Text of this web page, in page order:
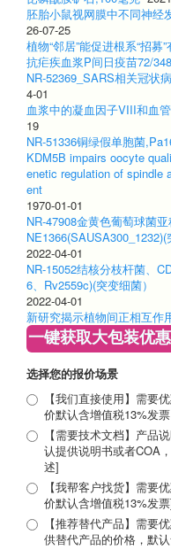
胚胎小鼠视网膜中不同神经
26-07-25
植物“邻居”能促进根系“招募
抗疟疾血浆P间日疫苗72/348
NR-52369_SARS相关冠状
4-01
血浆中的凝血因子VIII和血
19
NR-51336铜绿假单胞菌
KDM5B impairs oocyte
enetic regulation of spindle
ent
1970-01-01
NR-47908金黄色葡萄球菌
NE1366(SAUSA300_1232)(
2022-04-01
NR-15052结核分枝杆菌、
6、Rv2559c)(突变细菌）
2022-04-01
新研究揭示植物间正相互作
一键获取大包装优
选择您的报价场景
【我们直接使用】需要
价默认含增值税13%发
【需要技术文档】产品
认提供说明书或者COA
述]
【我帮客户找货】需要
价默认含增值税13%发
【推荐替代产品】需要
供替代产品的价格，默